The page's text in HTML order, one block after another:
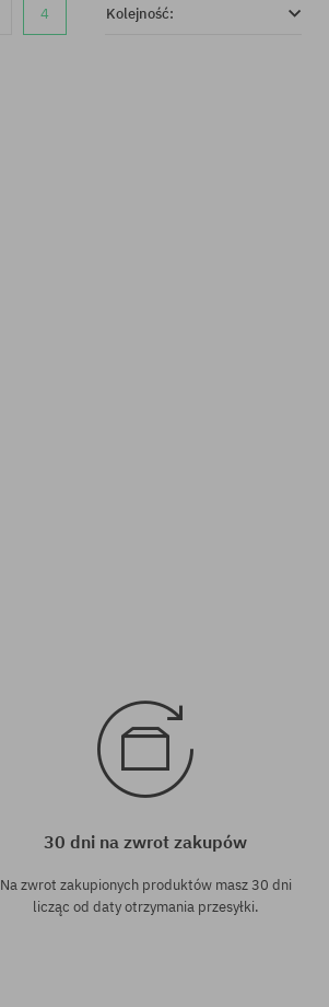
4 Kolejność:
30 dni na zwrot zakupów
Na zwrot zakupionych produktów masz 30 dni
licząc od daty otrzymania przesyłki.